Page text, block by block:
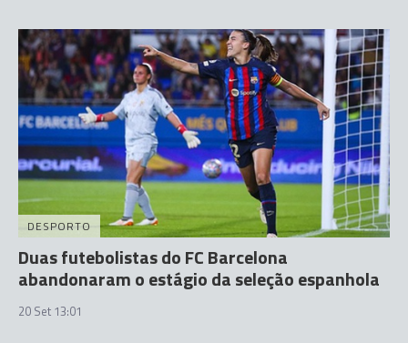
DESPORTO
Duas futebolistas do FC Barcelona
abandonaram o estágio da seleção espanhola
20 Set 13:01